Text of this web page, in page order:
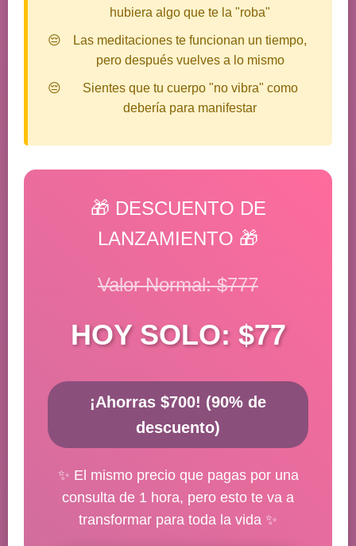
hubiera algo que te la "roba"
Las meditaciones te funcionan un tiempo,
pero después vuelves a lo mismo
Sientes que tu cuerpo "no vibra" como
debería para manifestar
🎁 DESCUENTO DE
LANZAMIENTO 🎁
Valor Normal: $777
HOY SOLO: $77
¡Ahorras $700! (90% de
descuento)
✨ El mismo precio que pagas por una
consulta de 1 hora, pero esto te va a
transformar para toda la vida ✨